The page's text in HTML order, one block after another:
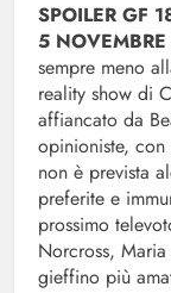
SPOILER GF
5
sempre meno
reality show di
affiancato da
opinioniste,
non è prevista
preferite e
prossimo
Norcross,
gieffino più